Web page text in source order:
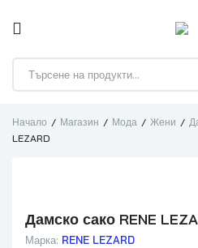
Начало Магазин Мода Жени
LEZARD
Дамско сако RENE
Марка: RENE LEZARD